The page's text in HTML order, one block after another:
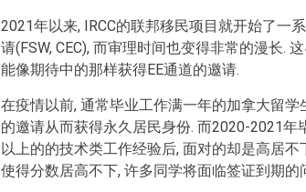
2021年以来, IRCC的联邦移民项目就开始了一
请(FSW, CEC), 而审理时间也变得非常的漫长.
能像期待中的那样获得EE通道的邀请.
在疫情以前, 通常毕业工作满一年的加拿大留
的邀请从而获得永久居民身份. 而2020-2021年
以上的的技术类工作经验后, 面对的却是高居
使得分数居高不下, 许多同学将面临签证到期的